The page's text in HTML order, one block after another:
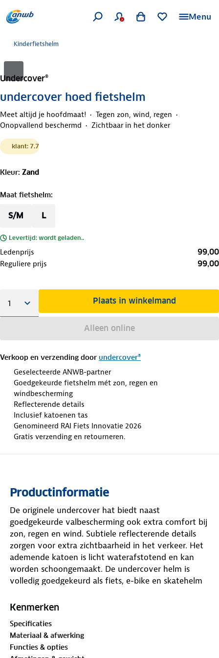
Menu
Kinderfietshelm
Undercover®
undercover hoed fietshelm
Meet altijd je hoofdmaat!
Tegen zon, wind, regen
Onopvallend beschermd
Zichtbaar in het donker
klant: 7.7
Kleur: Zand
Maat fietshelm:
S/M L
Levertijd: wordt geladen..
Ledenprijs 99,00
Reguliere prijs 99,00
Plaats in winkelmand
Alleen online
Verkoop en verzending door undercover®
Geselecteerde ANWB-partner
Goedgekeurde fietshelm mét zon, regen en
windbescherming
Reflecterende details
Inclusief katoenen tas
Genomineerd RAI Fiets Innovatie 2026
Gratis verzending en retourneren.
Productinformatie
De originele undercover hat biedt naast
goedgekeurde valbescherming ook extra comfort bij
zon, regen en wind. Subtiele reflecterende details
zorgen voor extra zichtbaarheid in het verkeer. Het
ademende katoen is licht waterafstotend en kan
worden schoongemaakt. De undercover helm is
volledig goedgekeurd als fiets, e-bike en skatehelm
undercover biedt betrouwbare bescherming voor
modellen en kleuren in twee maten; kies uit S/M
(verstelbaar tussen 51–54 cm, dus óók voor kinderen
vanaf ca 8 jaar) of maat L (verstelbaar tussen 55–58
Kenmerken
Specificaties
Materiaal & afwerking
Functies & opties